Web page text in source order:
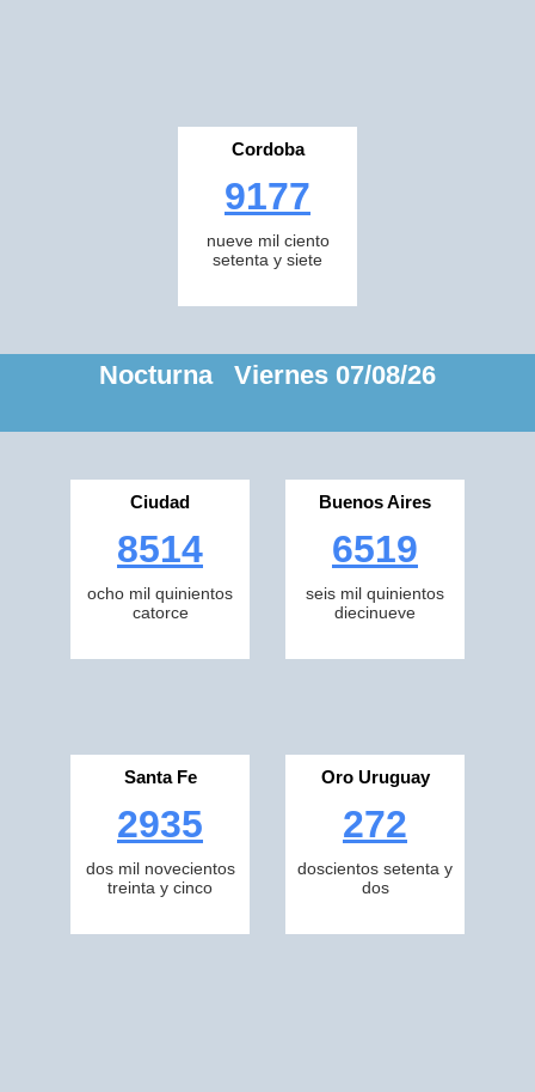
Cordoba
9177
nueve mil ciento
setenta y siete
Nocturna Viernes 07/08/26
Ciudad
8514
ocho mil quinientos
catorce
Buenos Aires
6519
seis mil quinientos
diecinueve
Santa Fe
2935
dos mil novecientos
treinta y cinco
Oro Uruguay
272
doscientos setenta y
dos